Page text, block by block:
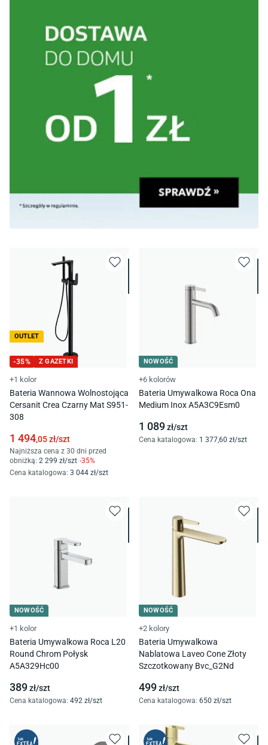
OUTLET
-35% Z GAZETKI
+1 kolor
Bateria Wannowa Wolnostojąca
Cersanit Crea Czarny Mat S951-
308
1 494,05zł/szt
Najniższa cena z 30 dni przed
obniżką: 2 299 zł/szt -35%
Cena katalogowa: 3 044 zł/szt
NOWOŚĆ
+6 kolorów
Bateria Umywalkowa Roca Ona
Medium Inox A5A3C9Esm0
1 089zł/szt
Cena katalogowa: 1 377,60 zł/szt
NOWOŚĆ
+1 kolor
Bateria Umywalkowa Roca L20
Round Chrom Połysk
A5A329Hc00
389zł/szt
Cena katalogowa: 492 zł/szt
NOWOŚĆ
+2 kolory
Bateria Umywalkowa
Nablatowa Laveo Cone Złoty
Szczotkowany Bvc_G2Nd
499zł/szt
Cena katalogowa: 650 zł/szt